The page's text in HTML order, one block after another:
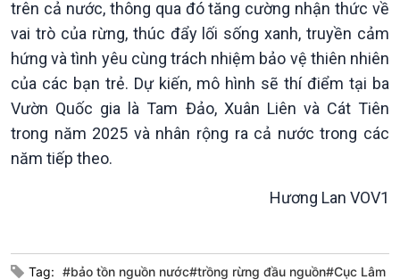
Diễn đàn chủ nhật
Chuyện đêm
trên cả nước, thông qua đó tăng cường nhận thức về
vai trò của rừng, thúc đẩy lối sống xanh, truyền cảm
hứng và tình yêu cùng trách nhiệm bảo vệ thiên nhiên
của các bạn trẻ. Dự kiến, mô hình sẽ thí điểm tại ba
Vườn Quốc gia là Tam Đảo, Xuân Liên và Cát Tiên
trong năm 2025 và nhân rộng ra cả nước trong các
năm tiếp theo.
Hương Lan VOV1
Tag: #bảo tồn nguồn nước#trồng rừng đầu nguồn#Cục Lâm